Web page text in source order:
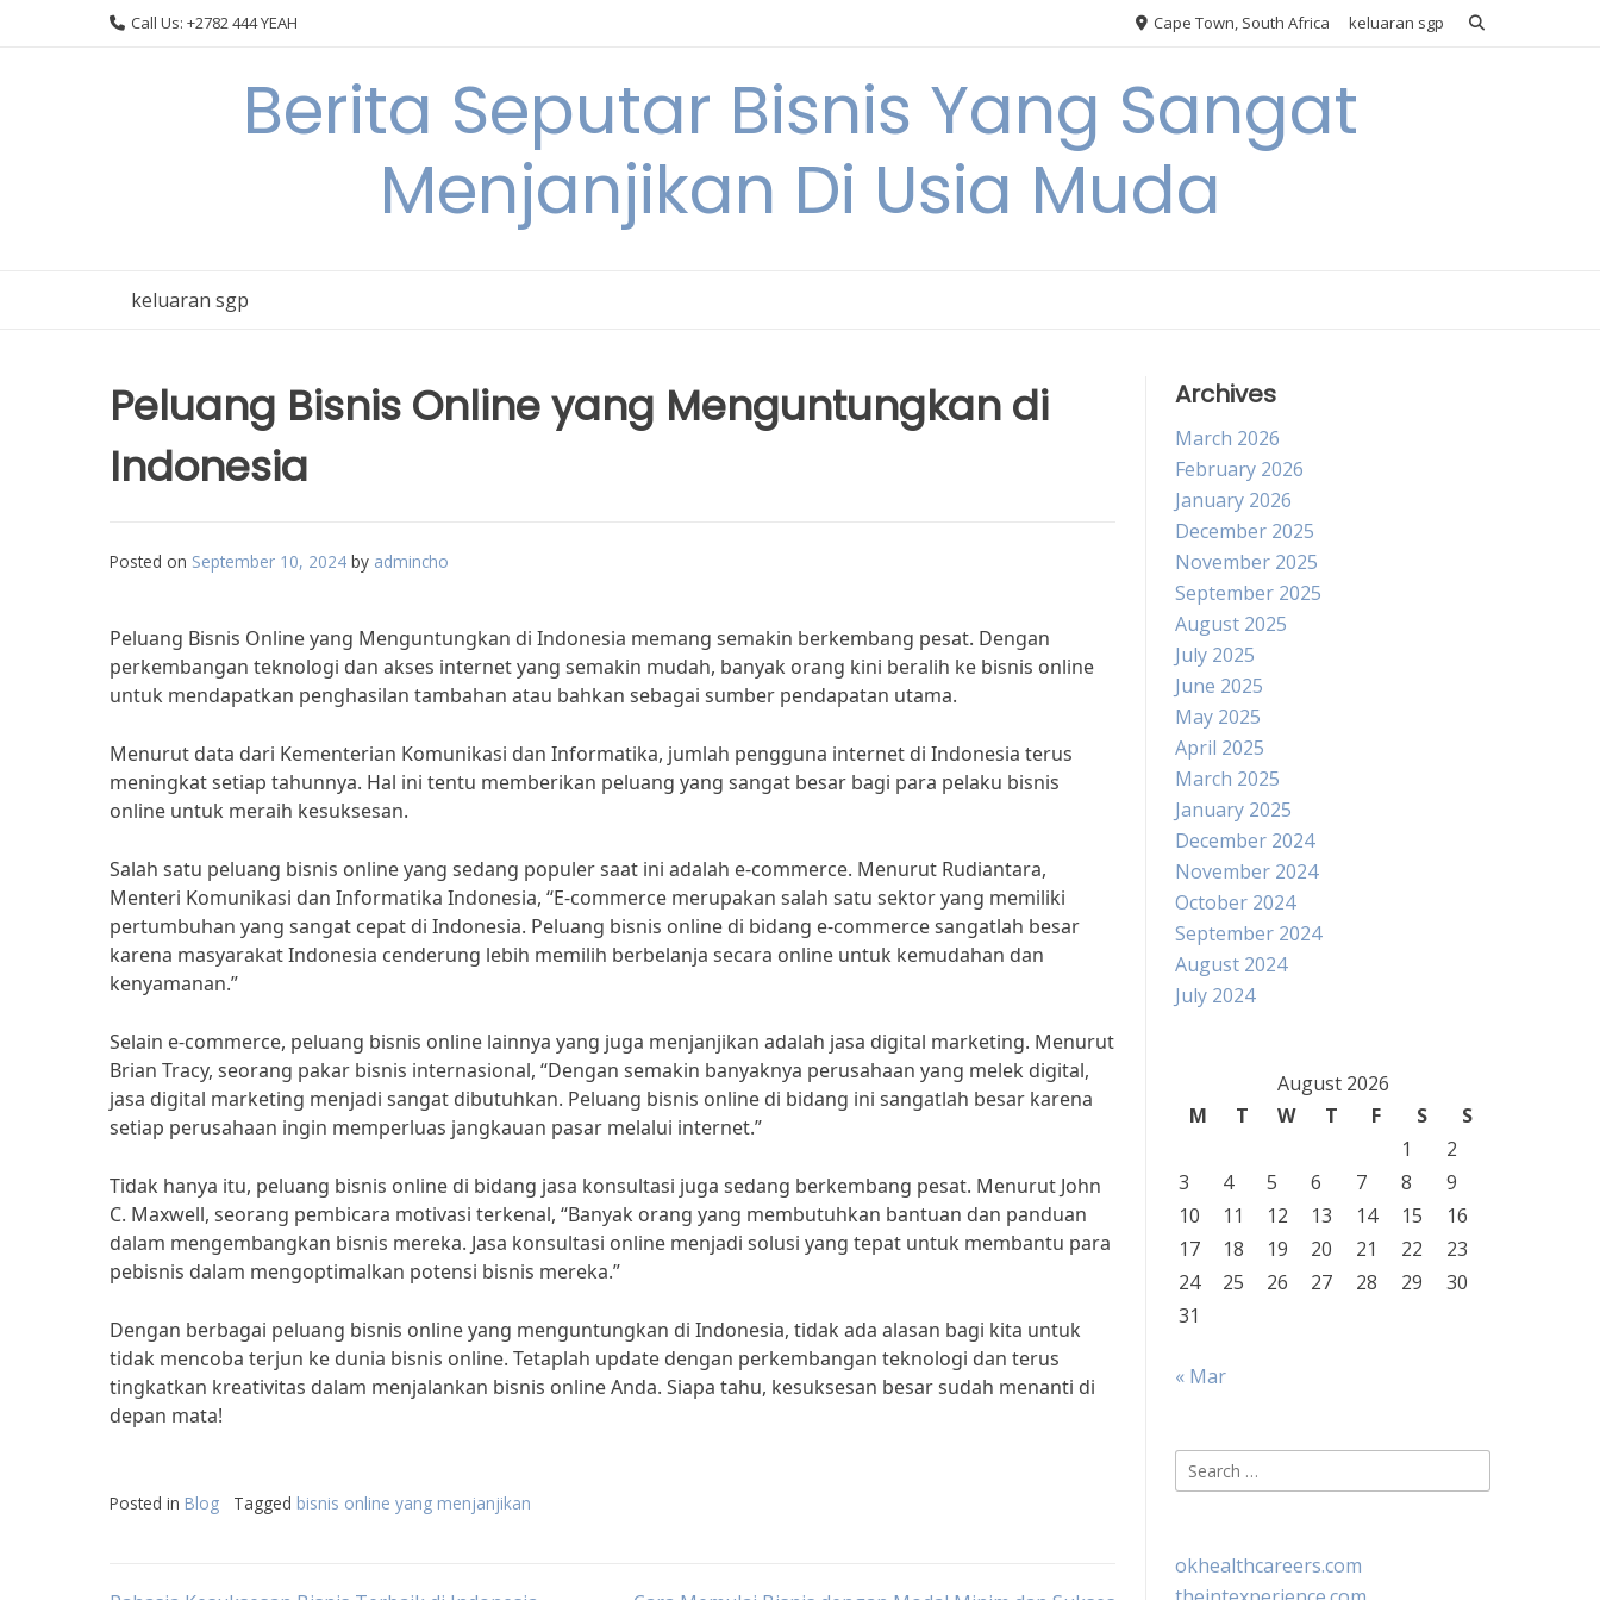
Call Us: +2782 444 YEAH Cape Town, South Africa keluaran sgp
Berita Seputar Bisnis Yang Sangat
Menjanjikan Di Usia Muda
keluaran sgp
Peluang Bisnis Online yang Menguntungkan di
Indonesia
Posted on September 10, 2024 by admincho
Peluang Bisnis Online yang Menguntungkan di Indonesia memang semakin berkembang pesat. Dengan
perkembangan teknologi dan akses internet yang semakin mudah, banyak orang kini beralih ke bisnis online
untuk mendapatkan penghasilan tambahan atau bahkan sebagai sumber pendapatan utama.
Menurut data dari Kementerian Komunikasi dan Informatika, jumlah pengguna internet di Indonesia terus
meningkat setiap tahunnya. Hal ini tentu memberikan peluang yang sangat besar bagi para pelaku bisnis
online untuk meraih kesuksesan.
Salah satu peluang bisnis online yang sedang populer saat ini adalah e-commerce. Menurut Rudiantara,
Menteri Komunikasi dan Informatika Indonesia, “E-commerce merupakan salah satu sektor yang memiliki
pertumbuhan yang sangat cepat di Indonesia. Peluang bisnis online di bidang e-commerce sangatlah besar
karena masyarakat Indonesia cenderung lebih memilih berbelanja secara online untuk kemudahan dan
kenyamanan.”
Selain e-commerce, peluang bisnis online lainnya yang juga menjanjikan adalah jasa digital marketing. Menurut
Brian Tracy, seorang pakar bisnis internasional, “Dengan semakin banyaknya perusahaan yang melek digital,
jasa digital marketing menjadi sangat dibutuhkan. Peluang bisnis online di bidang ini sangatlah besar karena
setiap perusahaan ingin memperluas jangkauan pasar melalui internet.”
Tidak hanya itu, peluang bisnis online di bidang jasa konsultasi juga sedang berkembang pesat. Menurut John
C. Maxwell, seorang pembicara motivasi terkenal, “Banyak orang yang membutuhkan bantuan dan panduan
dalam mengembangkan bisnis mereka. Jasa konsultasi online menjadi solusi yang tepat untuk membantu para
pebisnis dalam mengoptimalkan potensi bisnis mereka.”
Dengan berbagai peluang bisnis online yang menguntungkan di Indonesia, tidak ada alasan bagi kita untuk
tidak mencoba terjun ke dunia bisnis online. Tetaplah update dengan perkembangan teknologi dan terus
tingkatkan kreativitas dalam menjalankan bisnis online Anda. Siapa tahu, kesuksesan besar sudah menanti di
depan mata!
Posted in Blog Tagged bisnis online yang menjanjikan
Archives
March 2026
February 2026
January 2026
December 2025
November 2025
September 2025
August 2025
July 2025
June 2025
May 2025
April 2025
March 2025
January 2025
December 2024
November 2024
October 2024
September 2024
August 2024
July 2024
August 2026
M
T W T F S
S
1
2
3
4 5 6 7 8
9
10
11 12 13 14 15
16
17
18 19 20 21 22
23
24
25 26 27 28 29
30
31
« Mar
Search
for:
okhealthcareers.com